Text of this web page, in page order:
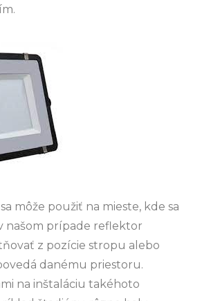
môže použiť na mieste, kde sa
našom prípade reflektor
z pozície stropu alebo
danému priestoru.
na inštaláciu takéhoto